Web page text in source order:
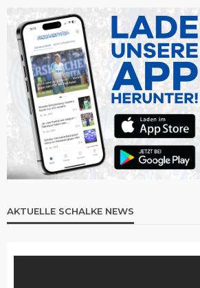
AKTUELLE SCHALKE NEWS